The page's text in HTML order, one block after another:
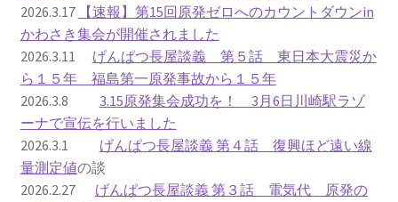
ギャラリー_2026.3.15
原発ゼロと未来
原発動向
原発 日誌
2026.3.17
【速報】第15回原発ゼロへのカウントダウンin
かわさき集会が開催されました
2026.3.11 げんぱつ長屋談義 第５話 東日本大震災か
ら１５年 福島第一原発事故から１５年
2026.3.8 3.15原発集会成功を！ 3月6日川崎駅ラゾ
ーナで宣伝を行いました
2026.3.1 げんぱつ長屋談義 第４話 復興ほど遠い線
量測定値の談
2026.2.27 げんぱつ長屋談義 第３話 電気代 原発の